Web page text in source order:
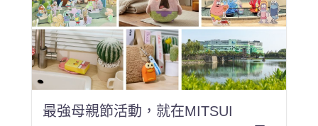
最強母親節活動，就在MITSUI